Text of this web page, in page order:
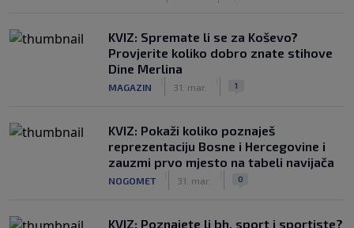
KVIZ: Spremate li se za Koševo?
Provjerite koliko dobro znate stihove
Dine Merlina
MAGAZIN 31. mar. 1
KVIZ: Pokaži koliko poznaješ
reprezentaciju Bosne i Hercegovine i
zauzmi prvo mjesto na tabeli navijača
NOGOMET 31. mar. 0
KVIZ: Poznajete li bh. sport i sportiste?